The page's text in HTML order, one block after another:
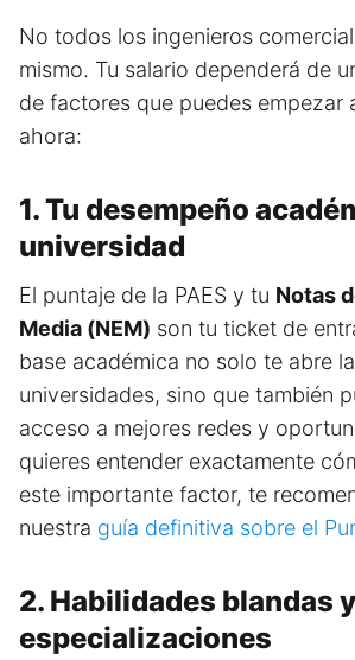
No todos los ingenieros
mismo. Tu salario dependerá de
de factores que puedes empezar
ahora:
1. Tu desempeño
universidad
El puntaje de la PAES y tu Notas
Media (NEM) son tu ticket de
base académica no solo te abre
universidades, sino que también
acceso a mejores redes y
quieres entender exactamente
este importante factor, te
nuestra guía definitiva sobre el
2. Habilidades blandas y
especializaciones